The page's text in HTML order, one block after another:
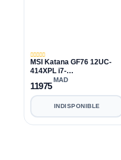
MSI Katana GF76 12UC-
414XPL i7-
12650H|17,3"|16GB|512GB|
RTX3050 4GB
11975
MAD
INDISPONIBLE